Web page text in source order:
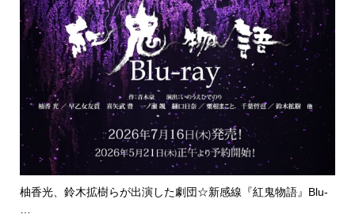
柚香光、鈴木拡樹らが出演した劇団☆新感線『紅鬼物語』Blu-
…